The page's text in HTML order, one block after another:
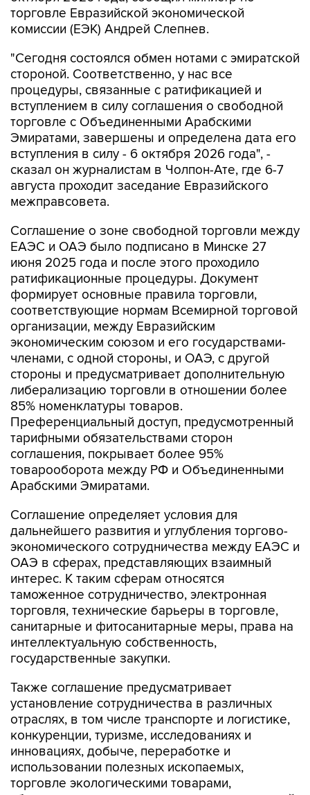
"Сегодня состоялся обмен нотами с эмиратской
процедуры, связанные с ратификацией и
вступлением в силу соглашения о свободной
торговле с Объединенными Арабскими
Эмиратами, завершены и определена дата его
вступления в силу - 6 октября 2026 года", -
сказал он журналистам в Чолпон-Ате, где 6-7
августа проходит заседание Евразийского
межправсовета.
Соглашение о зоне свободной торговли между
июня 2025 года и после этого проходило
ратификационные процедуры. Документ
формирует основные правила торговли,
соответствующие нормам Всемирной торговой
организации, между Евразийским
экономическим союзом и его государствами-
членами, с одной стороны, и ОАЭ, с другой
стороны и предусматривает дополнительную
либерализацию торговли в отношении более
85% номенклатуры товаров.
Преференциальный доступ, предусмотренный
тарифными обязательствами сторон
соглашения, покрывает более 95%
товарооборота между РФ и Объединенными
Арабскими Эмиратами.
Соглашение определяет условия для
экономического сотрудничества между ЕАЭС и
ОАЭ в сферах, представляющих взаимный
интерес. К таким сферам относятся
таможенное сотрудничество, электронная
торговля, технические барьеры в торговле,
санитарные и фитосанитарные меры, права на
интеллектуальную собственность,
государственные закупки.
Также соглашение предусматривает
отраслях, в том числе транспорте и логистике,
конкуренции, туризме, исследованиях и
инновациях, добыче, переработке и
использовании полезных ископаемых,
торговле экологическими товарами,
сближении стандартов в отношении халяльной
продукции.